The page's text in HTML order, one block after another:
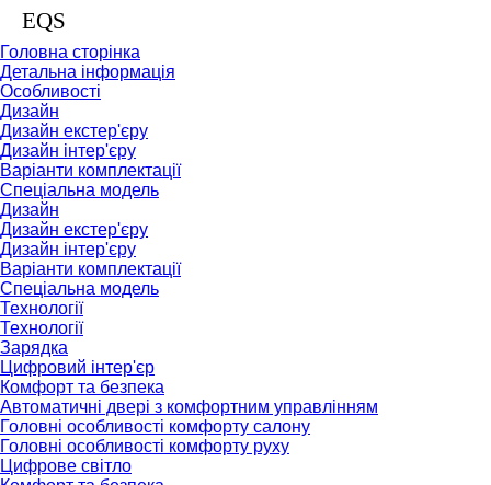
EQS
Головна сторінка
Детальна інформація
Особливості
Дизайн
Дизайн екстер'єру
Дизайн інтер'єру
Варіанти комплектації
Спеціальна модель
Дизайн
Дизайн екстер'єру
Дизайн інтер'єру
Варіанти комплектації
Спеціальна модель
Технології
Технології
Зарядка
Цифровий інтер'єр
Комфорт та безпека
Автоматичні двері з комфортним управлінням
Головні особливості комфорту салону
Головні особливості комфорту руху
Цифрове світло